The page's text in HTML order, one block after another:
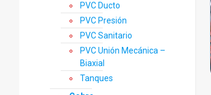
PVC Ducto
PVC Presión
PVC Sanitario
PVC Unión Mecánica –
Biaxial
Tanques